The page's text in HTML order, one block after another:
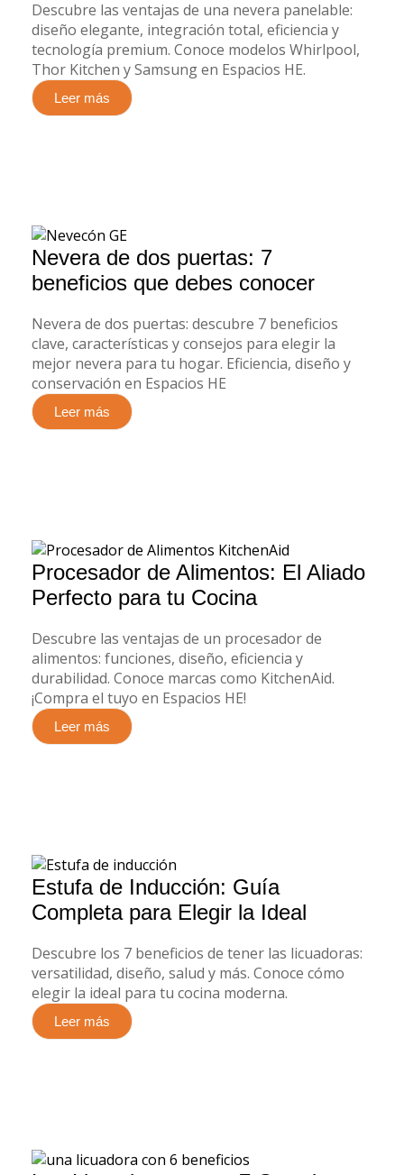
Descubre las ventajas de una nevera panelable:
diseño elegante, integración total, eficiencia y
tecnología premium. Conoce modelos Whirlpool,
Thor Kitchen y Samsung en Espacios HE.
Leer más
Nevera de dos puertas: 7
beneficios que debes conocer
Nevera de dos puertas: descubre 7 beneficios
clave, características y consejos para elegir la
mejor nevera para tu hogar. Eficiencia, diseño y
conservación en Espacios HE
Leer más
Procesador de Alimentos: El Aliado
Perfecto para tu Cocina
Descubre las ventajas de un procesador de
alimentos: funciones, diseño, eficiencia y
durabilidad. Conoce marcas como KitchenAid.
¡Compra el tuyo en Espacios HE!
Leer más
Estufa de Inducción: Guía
Completa para Elegir la Ideal
Descubre los 7 beneficios de tener las licuadoras:
versatilidad, diseño, salud y más. Conoce cómo
elegir la ideal para tu cocina moderna.
Leer más